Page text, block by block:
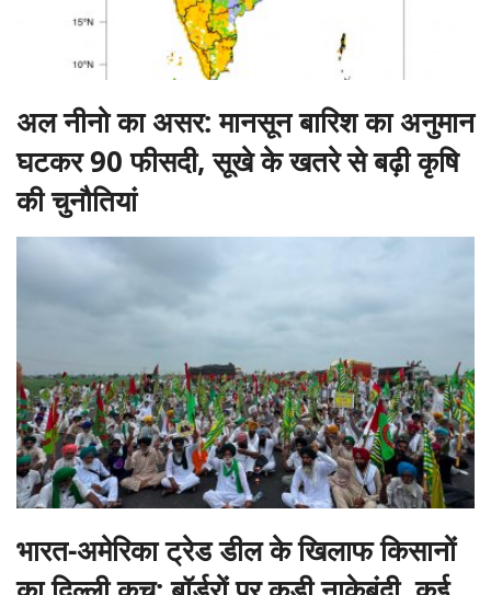
अल नीनो का असर: मानसून बारिश का अनुमान
घटकर 90 फीसदी, सूखे के खतरे से बढ़ी कृषि
की चुनौतियां
भारत-अमेरिका ट्रेड डील के खिलाफ किसानों